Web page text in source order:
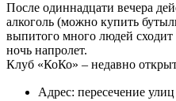
После одиннадцати вечера
алкоголь (можно купить
выпитого много людей
ночь напролет.
Клуб «КоКо» – недавно
Адрес: пересечение